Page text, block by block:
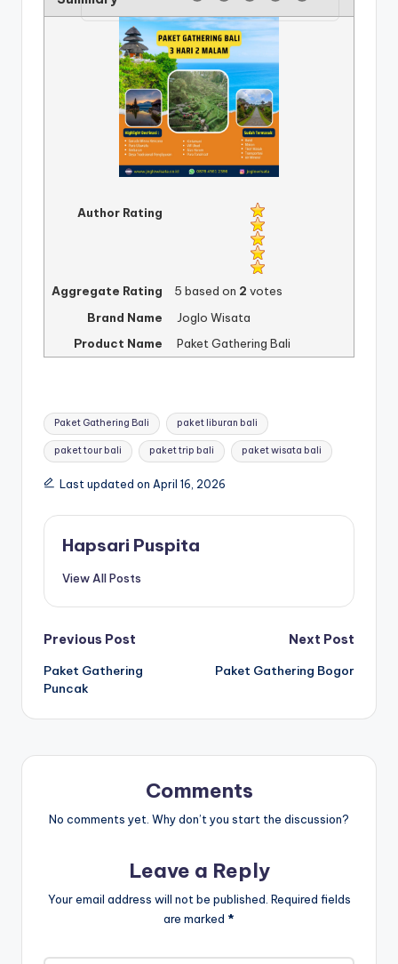
Author Rating
Aggregate Rating 5 based on 2 votes
Brand Name
Joglo Wisata
Product Name
Paket Gathering Bali
Tags:
Paket Gathering Bali paket liburan bali
paket tour bali paket trip bali paket wisata bali
Last updated on April 16, 2026
Hapsari Puspita
View All Posts
Post
navigation
Previous Post
Paket Gathering
Puncak
Next Post
Paket Gathering Bogor
Comments
No comments yet. Why don’t you start the discussion?
Leave a Reply
Your email address will not be published. Required fields
are marked *